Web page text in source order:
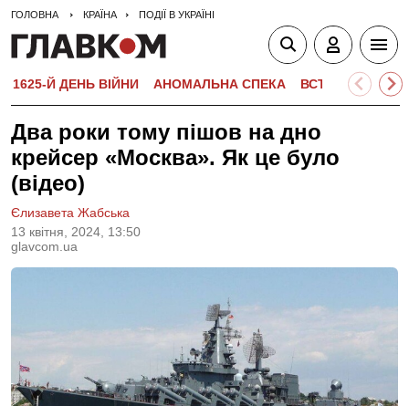
ГОЛОВНА КРАЇНА ПОДІЇ В УКРАЇНІ
1625-Й ДЕНЬ ВІЙНИ АНОМАЛЬНА СПЕКА ВСТУПНА
Два роки тому пішов на дно
крейсер «Москва». Як це було
(відео)
13 квiтня, 2024, 13:50
glavcom.ua
Єлизавета Жабська